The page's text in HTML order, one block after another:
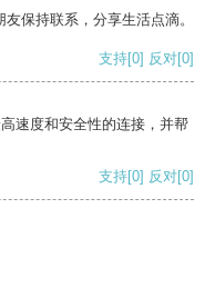
保持联系，分享生活点滴。
支持[0] 反对[0]
速度和安全性的连接，并帮
支持[0] 反对[0]